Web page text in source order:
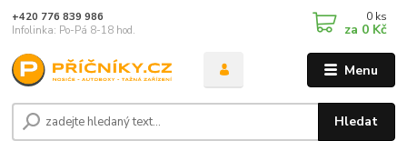
Menu
Hledat
+420 776 839 986
Infolinka: Po-Pá 8-18 hod.
0 ks
za 0 Kč